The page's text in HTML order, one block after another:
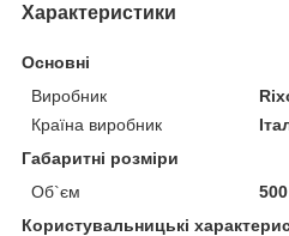
Характеристики
Основні
Виробник
Країна виробник
Габаритні розміри
Об`єм
Користувальницькі